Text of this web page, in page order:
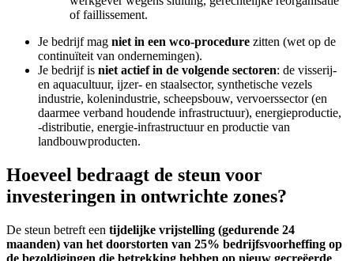
of faillissement.
Je bedrijf mag niet in een wco-procedure zitten (wet op de
continuïteit van ondernemingen).
Je bedrijf is niet actief in de volgende sectoren: de visserij-
en aquacultuur, ijzer- en staalsector, synthetische vezels
industrie, kolenindustrie, scheepsbouw, vervoerssector (en
daarmee verband houdende infrastructuur), energieproductie,
-distributie, energie-infrastructuur en productie van
landbouwproducten.
Hoeveel bedraagt de steun voor
investeringen in ontwrichte zones?
De steun betreft een tijdelijke vrijstelling (gedurende 24
maanden) van het doorstorten van 25% bedrijfsvoorheffing op
de bezoldigingen die betrekking hebben op nieuw gecreëerde